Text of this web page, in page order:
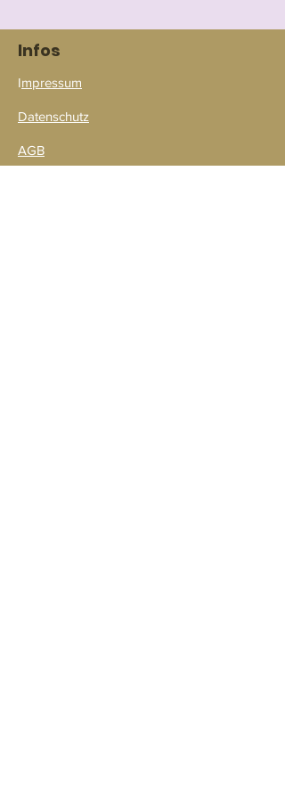
Infos
Impressum
Datenschutz
AGB